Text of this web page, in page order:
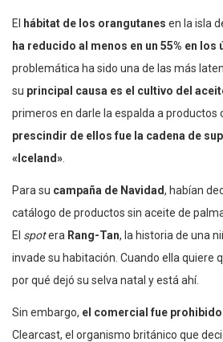
El hábitat de los orangutanes en la isla
ha reducido al menos en un 55% en los
problemática ha sido una de las más
su principal causa es el cultivo del
primeros en darle la espalda a productos
prescindir de ellos fue la cadena de
«Iceland»
Para su campaña de Navidad, habían
catálogo de productos sin aceite de
El spotera Rang-Tan, la historia de una
invade su habitación. Cuando ella quiere
por qué dejó su selva natal y está ahí.
Sin embargo, el comercial fue
Clearcast, el organismo británico que